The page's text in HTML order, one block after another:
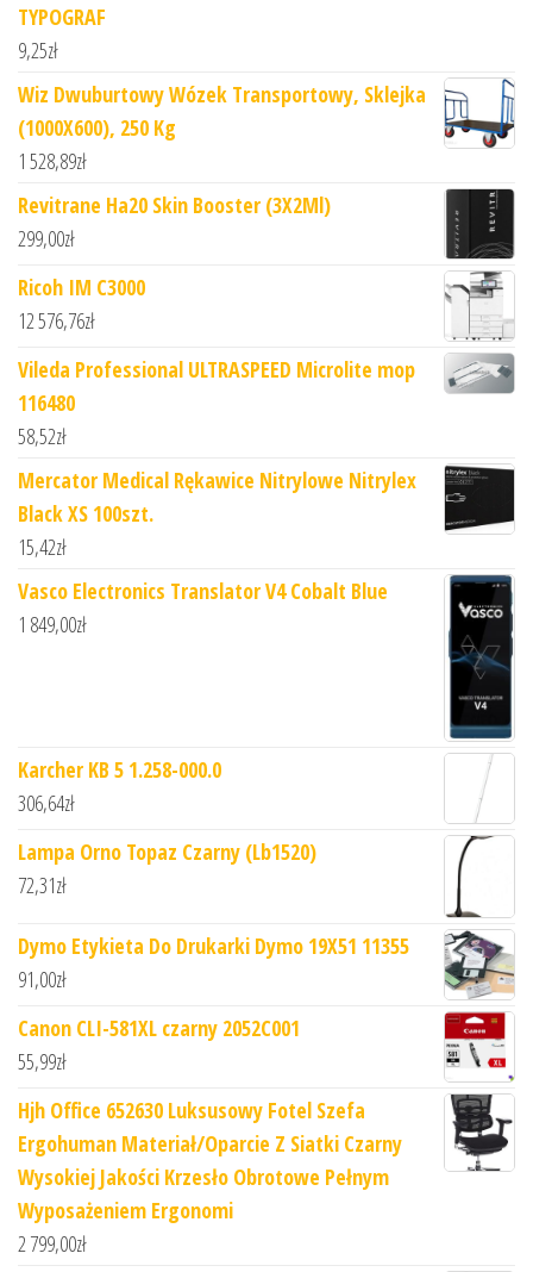
TYPOGRAF
9,25zł
Wiz Dwuburtowy Wózek Transportowy, Sklejka
(1000X600), 250 Kg
1 528,89zł
Revitrane Ha20 Skin Booster (3X2Ml)
299,00zł
Ricoh IM C3000
12 576,76zł
Vileda Professional ULTRASPEED Microlite mop
116480
58,52zł
Mercator Medical Rękawice Nitrylowe Nitrylex
Black XS 100szt.
15,42zł
Vasco Electronics Translator V4 Cobalt Blue
1 849,00zł
Karcher KB 5 1.258-000.0
306,64zł
Lampa Orno Topaz Czarny (Lb1520)
72,31zł
Dymo Etykieta Do Drukarki Dymo 19X51 11355
91,00zł
Canon CLI-581XL czarny 2052C001
55,99zł
Hjh Office 652630 Luksusowy Fotel Szefa
Ergohuman Materiał/Oparcie Z Siatki Czarny
Wysokiej Jakości Krzesło Obrotowe Pełnym
Wyposażeniem Ergonomi
2 799,00zł